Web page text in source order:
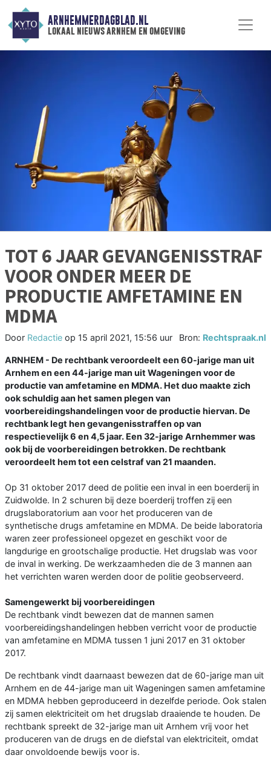
ARNHEMMERDAGBLAD.NL
lokaal nieuws arnhem en omgeving
TOT 6 JAAR GEVANGENISSTRAF
VOOR ONDER MEER DE
PRODUCTIE AMFETAMINE EN
MDMA
Door Redactie op 15 april 2021, 15:56 uur Bron: Rechtspraak.nl
ARNHEM - De rechtbank veroordeelt een 60-jarige man uit
Arnhem en een 44-jarige man uit Wageningen voor de
productie van amfetamine en MDMA. Het duo maakte zich
ook schuldig aan het samen plegen van
voorbereidingshandelingen voor de productie hiervan. De
rechtbank legt hen gevangenisstraffen op van
respectievelijk 6 en 4,5 jaar. Een 32-jarige Arnhemmer was
ook bij de voorbereidingen betrokken. De rechtbank
veroordeelt hem tot een celstraf van 21 maanden.
Op 31 oktober 2017 deed de politie een inval in een boerderij in
Zuidwolde. In 2 schuren bij deze boerderij troffen zij een
drugslaboratorium aan voor het produceren van de
synthetische drugs amfetamine en MDMA. De beide laboratoria
waren zeer professioneel opgezet en geschikt voor de
langdurige en grootschalige productie. Het drugslab was voor
de inval in werking. De werkzaamheden die de 3 mannen aan
het verrichten waren werden door de politie geobserveerd.
Samengewerkt bij voorbereidingen
De rechtbank vindt bewezen dat de mannen samen
voorbereidingshandelingen hebben verricht voor de productie
van amfetamine en MDMA tussen 1 juni 2017 en 31 oktober
2017.
De rechtbank vindt daarnaast bewezen dat de 60-jarige man uit
Arnhem en de 44-jarige man uit Wageningen samen amfetamine
en MDMA hebben geproduceerd in dezelfde periode. Ook stalen
zij samen elektriciteit om het drugslab draaiende te houden. De
rechtbank spreekt de 32-jarige man uit Arnhem vrij voor het
produceren van de drugs en de diefstal van elektriciteit, omdat
daar onvoldoende bewijs voor is.